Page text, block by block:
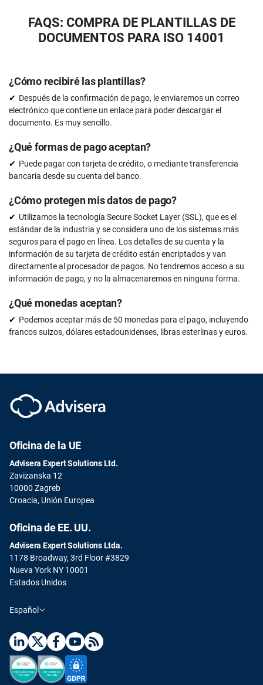
FAQS: COMPRA DE PLANTILLAS DE
DOCUMENTOS PARA ISO 14001
¿Cómo recibiré las plantillas?
Después de la confirmación de pago, le enviaremos un correo
electrónico que contiene un enlace para poder descargar el
documento. Es muy sencillo.
¿Qué formas de pago aceptan?
Puede pagar con tarjeta de crédito, o mediante transferencia
bancaria desde su cuenta del banco.
¿Cómo protegen mis datos de pago?
Utilizamos la tecnología Secure Socket Layer (SSL), que es el
estándar de la industria y se considera uno de los sistemas más
seguros para el pago en línea. Los detalles de su cuenta y la
información de su tarjeta de crédito están encriptados y van
directamente al procesador de pagos. No tendremos acceso a su
información de pago, y no la almacenaremos en ninguna forma.
¿Qué monedas aceptan?
Podemos aceptar más de 50 monedas para el pago, incluyendo
francos suizos, dólares estadounidenses, libras esterlinas y euros.
Oficina de la UE
Advisera Expert Solutions Ltd.
Zavizanska 12
10000 Zagreb
Croacia, Unión Europea
Oficina de EE. UU.
Advisera Expert Solutions Ltda.
1178 Broadway, 3rd Floor #3829
Nueva York NY 10001
Estados Unidos
Español